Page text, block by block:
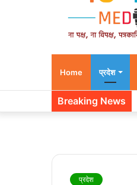
Home प्रदेश
Breaking News
प्रदेश